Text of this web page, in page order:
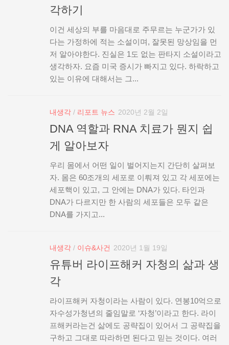
각하기
이건 세상의 부를 마음대로 주무르는 누군가가 있
다는 가정하에 적는 소설이며, 잘못된 망상임을 먼
저 알아야한다. 진실은 1도 없는 판타지 소설이라고
생각하자. 요즘 미국 증시가 빠지고 있다. 하락하고
있는 이유에 대해서는 그...
내생각 / 리포트 뉴스 2020년 2월 2일
DNA 역할과 RNA 치료가 뭔지 쉽
게 알아보자
우리 몸에서 어떤 일이 벌어지는지 간단히 살펴보
자. 몸은 60조개의 세포로 이뤄져 있고 각 세포에는
세포핵이 있고, 그 안에는 DNA가 있다. 타인과
DNA가 다르지만 한 사람의 세포들은 모두 같은
DNA를 가지고...
내생각 / 이슈&사건 2020년 1월 19일
유튜버 라이프해커 자청의 삶과 생
각
라이프해커 자청이라는 사람이 있다. 연봉10억으로
자수성가청년의 줄임말로 ‘자청’이라고 한다. 라이
프해커라는건 삶에도 공략집이 있어서 그 공략집을
구하고 그대로 따라하면 된다고 믿는 것이다. 여러